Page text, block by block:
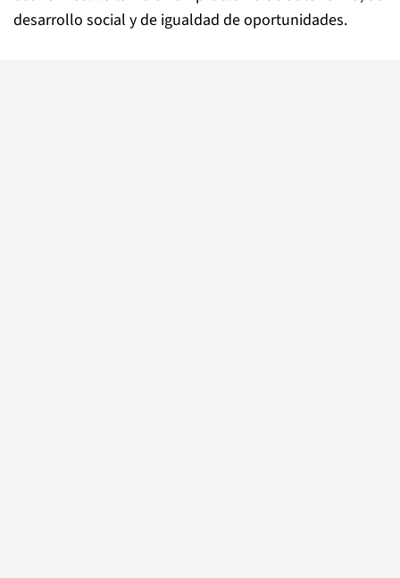
desarrollo social y de igualdad de oportunidades.